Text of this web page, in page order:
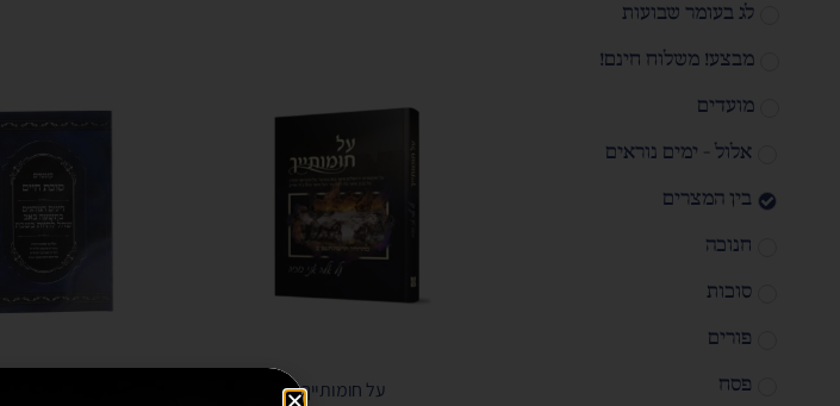
לג בעומר שבועות
מבצע! משלוח חינם!
מועדים
אלול - ימים נוראים
בין המצרים
חנוכה
סוכות
פורים
פסח על חומותייך